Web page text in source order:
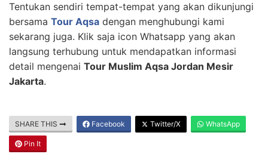
Tentukan sendiri tempat-tempat yang akan dikunjungi
bersama Tour Aqsa dengan menghubungi kami
sekarang juga. Klik saja icon Whatsapp yang akan
langsung terhubung untuk mendapatkan informasi
detail mengenai Tour Muslim Aqsa Jordan Mesir
Jakarta.
SHARE THIS Facebook Twitter/X WhatsApp
Pin It